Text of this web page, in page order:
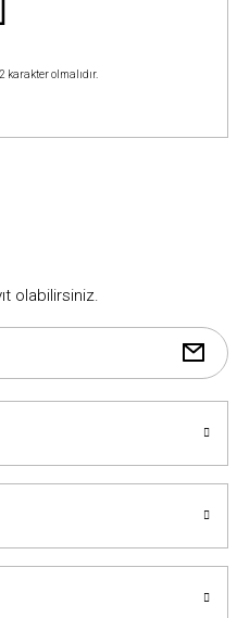
karakter olmalıdır.
olabilirsiniz.